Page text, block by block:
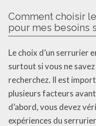
Comment choisir
pour mes besoins
Le choix d’un serrurier
surtout si vous ne
recherchez. Il est
plusieurs facteurs
d’abord, vous devez
expériences du